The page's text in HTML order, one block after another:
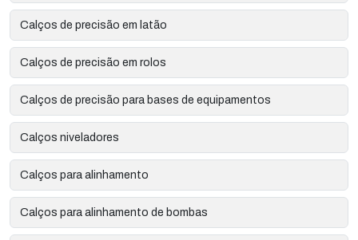
Calços de precisão em latão
Calços de precisão em rolos
Calços de precisão para bases de equipamentos
Calços niveladores
Calços para alinhamento
Calços para alinhamento de bombas